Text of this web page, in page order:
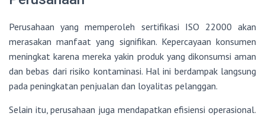
Perusahaan yang memperoleh sertifikasi ISO 22000 akan
merasakan manfaat yang signifikan. Kepercayaan konsumen
meningkat karena mereka yakin produk yang dikonsumsi aman
dan bebas dari risiko kontaminasi. Hal ini berdampak langsung
pada peningkatan penjualan dan loyalitas pelanggan.
Selain itu, perusahaan juga mendapatkan efisiensi operasional.